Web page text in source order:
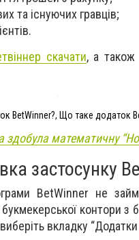
та існуючих гравців;
скачати, а також
BetWinner?, Що таке додаток
здобула математичну
застосунку
BetWinner не
контори
вкладку